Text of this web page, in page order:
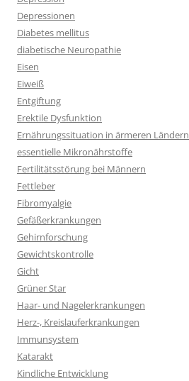
Depressionen
Diabetes mellitus
diabetische Neuropathie
Eisen
Eiweiß
Entgiftung
Erektile Dysfunktion
Ernährungssituation in ärmeren Ländern
essentielle Mikronährstoffe
Fertilitätsstörung bei Männern
Fettleber
Fibromyalgie
Gefäßerkrankungen
Gehirnforschung
Gewichtskontrolle
Gicht
Grüner Star
Haar- und Nagelerkrankungen
Herz-, Kreislauferkrankungen
Immunsystem
Katarakt
Kindliche Entwicklung